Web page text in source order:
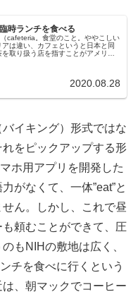
時ランチを食べる
cafeteria。食堂のこと。ややこしい
は違い、カフェというと日本と同
を取り扱う店を指すことがアメリカ
2020.08.28
イキング）形式ではな
をピックアップする形
ホ用アプリを開発した
がなくて、一体”eat”と
ん。しかし、これで昼
頼むことができて、圧
もNIHの敷地は広く、
チを食べに行くという
、朝マックでコーヒー